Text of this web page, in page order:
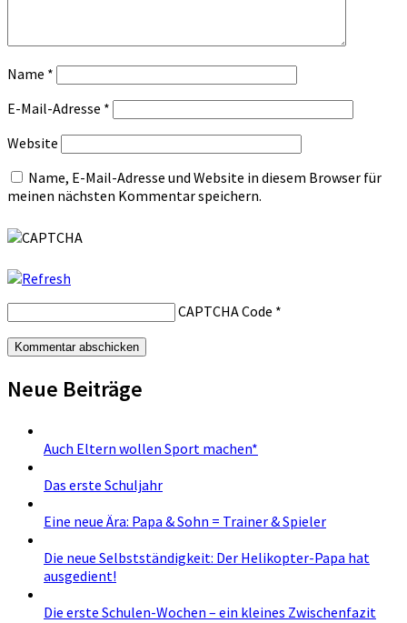
Name *
E-Mail-Adresse *
Website
Name, E-Mail-Adresse und Website in diesem Browser für
meinen nächsten Kommentar speichern.
CAPTCHA Code *
Neue Beiträge
Auch Eltern wollen Sport machen*
Das erste Schuljahr
Eine neue Ära: Papa & Sohn = Trainer & Spieler
Die neue Selbstständigkeit: Der Helikopter-Papa hat
ausgedient!
Die erste Schulen-Wochen – ein kleines Zwischenfazit